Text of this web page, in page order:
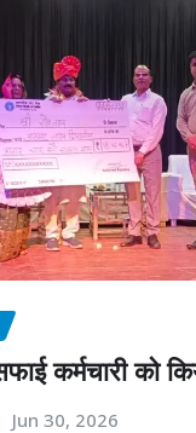
कर्मचारी को
Jun 30, 2026